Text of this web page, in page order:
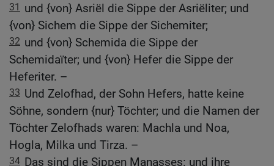
31 und {von} Asriël die Sippe der Asriëliter; und
{von} Sichem die Sippe der Sichemiter;
32 und {von} Schemida die Sippe der
Schemidaïter; und {von} Hefer die Sippe der
Heferiter. –
33 Und Zelofhad, der Sohn Hefers, hatte keine
Söhne, sondern {nur} Töchter; und die Namen der
Töchter Zelofhads waren: Machla und Noa,
Hogla, Milka und Tirza. –
34 Das sind die Sippen Manasses: und ihre